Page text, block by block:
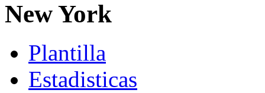
New York
Plantilla
Estadisticas